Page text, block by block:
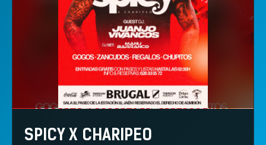
SPICY X CHARIPEO